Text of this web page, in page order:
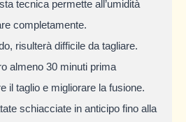
tecnica permette all’umidità
completamente.
risulterà difficile da tagliare.
almeno 30 minuti prima
il taglio e migliorare la fusione.
schiacciate in anticipo fino alla